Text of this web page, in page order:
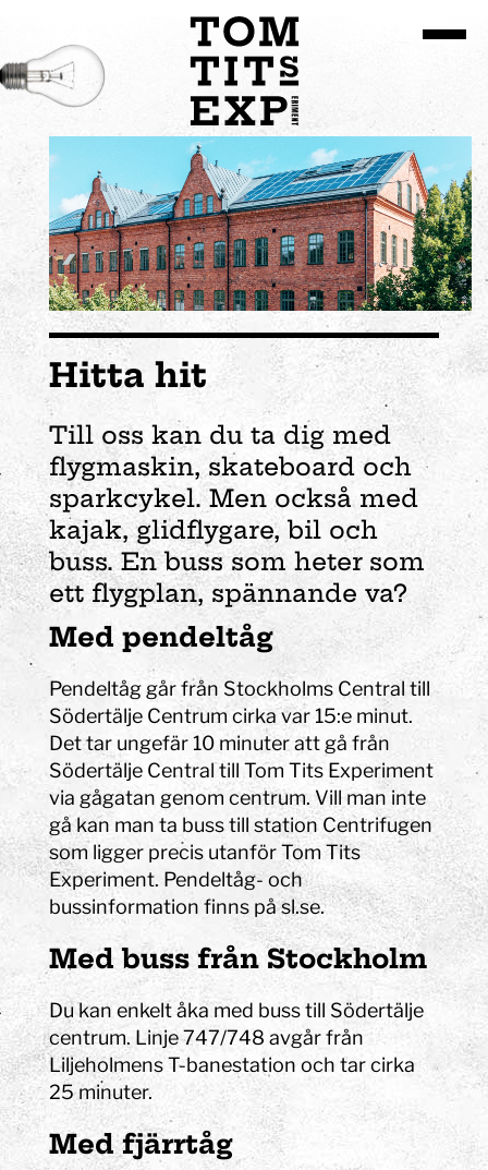
Hitta hit
Till oss kan du ta dig med
flygmaskin, skateboard och
sparkcykel. Men också med
kajak, glidflygare, bil och
buss. En buss som heter som
ett flygplan, spännande va?
Med pendeltåg
Pendeltåg går från Stockholms Central till
Södertälje Centrum cirka var 15:e minut.
Det tar ungefär 10 minuter att gå från
Södertälje Central till Tom Tits Experiment
via gågatan genom centrum. Vill man inte
gå kan man ta buss till station Centrifugen
som ligger precis utanför Tom Tits
Experiment. Pendeltåg- och
bussinformation finns på sl.se.
Med buss från Stockholm
Du kan enkelt åka med buss till Södertälje
centrum. Linje 747/748 avgår från
Liljeholmens T-banestation och tar cirka
25 minuter.
Med fjärrtåg